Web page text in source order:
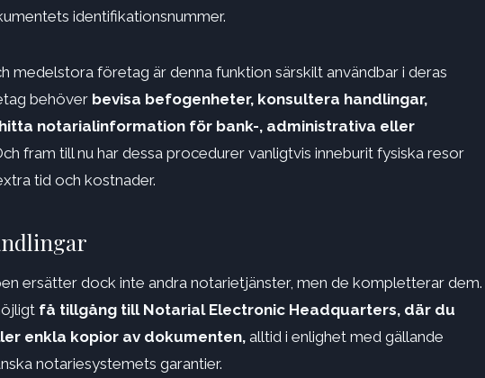
identifikationsnummer.
medelstora företag är denna funktion särskilt användbar i deras
behöver bevisa befogenheter, konsultera handlingar,
notarialinformation för bank-, administrativa eller
fram till nu har dessa procedurer vanligtvis inneburit fysiska resor
tid och kostnader.
ersätter dock inte andra notarietjänster, men de kompletterar dem.
få tillgång till Notarial Electronic Headquarters, där du
enkla kopior av dokumenten, alltid i enlighet med gällande
notariesystemets garantier.